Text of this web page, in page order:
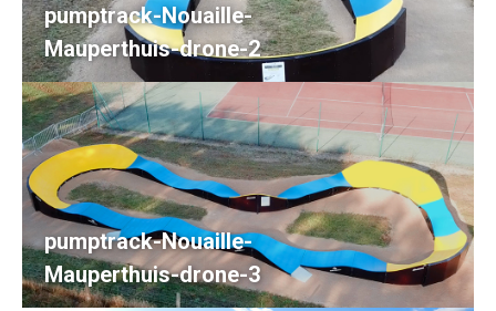
pumptrack-Nouaille-
Mauperthuis-drone-2
pumptrack-Nouaille-
Mauperthuis-drone-3